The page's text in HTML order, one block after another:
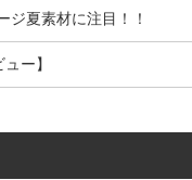
ジ夏素材に注目！！
ー】